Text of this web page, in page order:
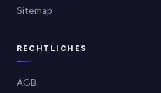
Sitemap
RECHTLICHES
AGB